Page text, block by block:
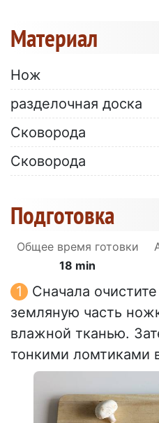
Материал
Нож
разделочная доска
Сковорода
Сковорода
Подготовка
Общее время готовки
18 min
Сначала
земляную часть
влажной тканью.
тонкими ломтиками